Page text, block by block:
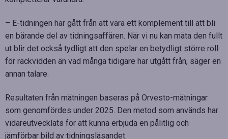
– E-tidningen har gått från att vara ett komplement till att bli
en bärande del av tidningsaffären. När vi nu kan mäta den fullt
ut blir det också tydligt att den spelar en betydligt större roll
för räckvidden än vad många tidigare har utgått från, säger en
annan talare.
Resultaten från mätningen baseras på Orvesto-mätningar
som genomfördes under 2025. Den metod som används har
vidareutvecklats för att kunna erbjuda en pålitlig och
jämförbar bild av tidningsläsandet.